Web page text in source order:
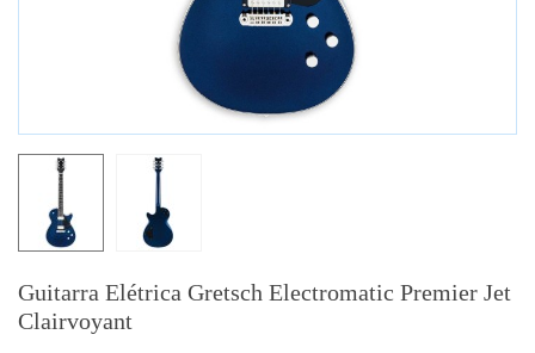
Guitarra Elétrica Gretsch Electromatic Premier Jet
Clairvoyant